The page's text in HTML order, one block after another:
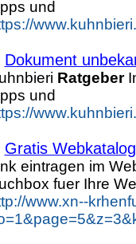
und
Dokument
Ratgeber
und
Gratis
eintragen im
fuer Ihre
www.xn--